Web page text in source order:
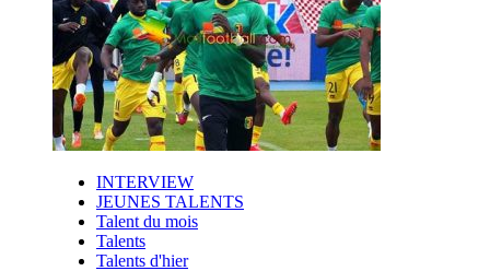
INTERVIEW
JEUNES TALENTS
Talent du mois
Talents
Talents d'hier